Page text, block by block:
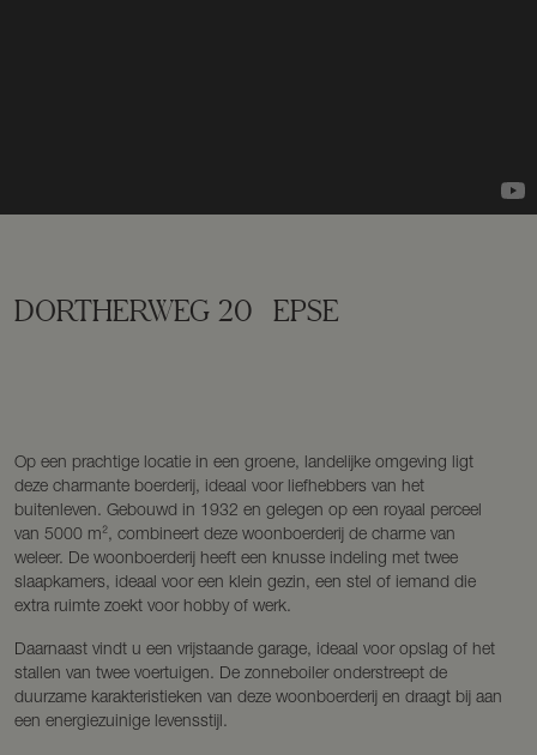
DORTHERWEG 20 EPSE
Op een prachtige locatie in een groene, landelijke omgeving ligt
deze charmante boerderij, ideaal voor liefhebbers van het
buitenleven. Gebouwd in 1932 en gelegen op een royaal perceel
van 5000 m², combineert deze woonboerderij de charme van
weleer. De woonboerderij heeft een knusse indeling met twee
slaapkamers, ideaal voor een klein gezin, een stel of iemand die
extra ruimte zoekt voor hobby of werk.
Daarnaast vindt u een vrijstaande garage, ideaal voor opslag of het
stallen van twee voertuigen. De zonneboiler onderstreept de
duurzame karakteristieken van deze woonboerderij en draagt bij aan
een energiezuinige levensstijl.